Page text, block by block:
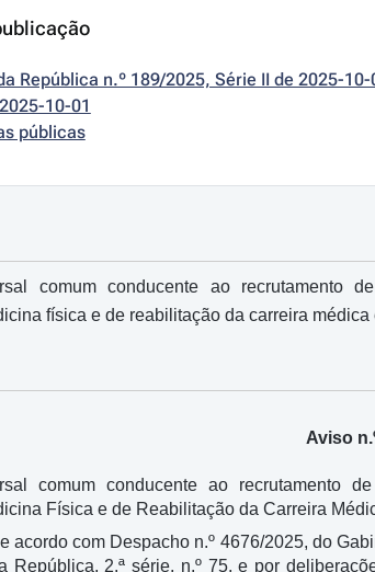
República n.º 189/2025, Série II de 2025-10-
2025-10-01
públicas
comum conducente ao
física e de reabilitação da carreira
Aviso
comum conducente ao recrutamento
Física e de Reabilitação da Carreira
acordo com Despacho n.º 4676/2025, do
República, 2.ª série, n.º 75, e por